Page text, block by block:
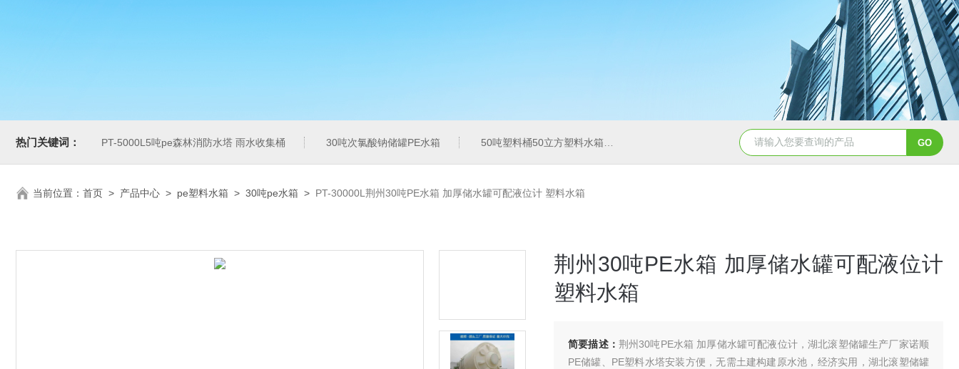
热门关键词： PT-5000L5吨pe森林消防水塔 雨水收集桶 30吨次氯酸钠储罐PE水箱 50吨塑料桶50立方塑料水箱pe水箱 50吨pe塑料水箱储水罐 40吨PE塑料防腐储罐
当前位置： 首页 > 产品中心 > pe塑料水箱 > 30吨pe水箱 > PT-30000L荆州30吨PE水箱 加厚储水罐可配液位计 塑料水箱
荆州30吨PE水箱 加厚储水罐可配液位计
塑料水箱
简要描述： 荆州30吨PE水箱 加厚储水罐可配液位计，湖北滚塑储罐生产厂家诺顺
PE储罐、PE塑料水塔安装方便，无需土建构建原水池，经济实用，湖北滚塑储罐